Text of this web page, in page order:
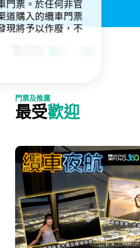
重要通知：(4)
門票。於任何非官
道購入的纜車門票
現將予以作廢，不
門票及推廣
最受歡迎